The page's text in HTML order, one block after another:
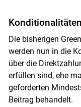
Die bisherigen
werden nun in die
über die
erfüllen sind, ehe
geforderten
Beitrag behandelt.